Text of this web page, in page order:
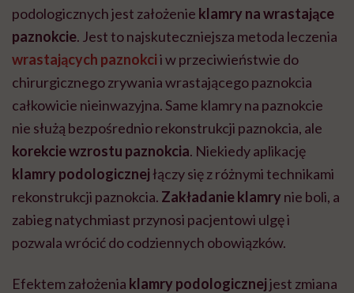
podologicznych jest założenie klamry na wrastające
paznokcie. Jest to najskuteczniejsza metoda leczenia
wrastających paznokcii w przeciwieństwie do
chirurgicznego zrywania wrastającego paznokcia
całkowicie nieinwazyjna. Same klamry na paznokcie
nie służą bezpośrednio rekonstrukcji paznokcia, ale
korekcie wzrostu paznokcia. Niekiedy aplikację
klamry podologicznejłączy się z różnymi technikami
rekonstrukcji paznokcia. Zakładanie klamry nie boli, a
zabieg natychmiast przynosi pacjentowi ulgę i
pozwala wrócić do codziennych obowiązków.
Efektem założenia klamry podologicznejjest zmiana